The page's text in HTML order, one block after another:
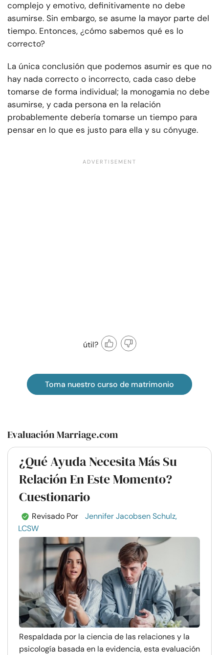
complejo y emotivo, definitivamente no debe
asumirse. Sin embargo, se asume la mayor parte del
tiempo. Entonces, ¿cómo sabemos qué es lo
correcto?
La única conclusión que podemos asumir es que no
hay nada correcto o incorrecto, cada caso debe
tomarse de forma individual; la monogamia no debe
asumirse, y cada persona en la relación
probablemente debería tomarse un tiempo para
pensar en lo que es justo para ella y su cónyuge.
útil?
Toma nuestro curso de matrimonio
Evaluación Marriage.com
¿Qué Ayuda Necesita Más Su
Relación En Este Momento?
Cuestionario
Revisado Por
Jennifer Jacobsen Schulz,
LCSW
Respaldada por la ciencia de las relaciones y la
psicología basada en la evidencia, esta evaluación